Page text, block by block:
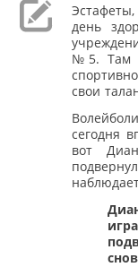
день
№5. Там
свои
сегодня
вот